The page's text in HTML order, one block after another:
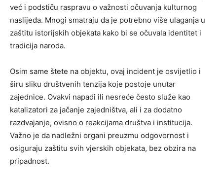
već i podstiču raspravu o važnosti očuvanja kulturnog
naslijeđa. Mnogi smatraju da je potrebno više ulaganja u
zaštitu istorijskih objekata kako bi se očuvala identitet i
tradicija naroda.
Osim same štete na objektu, ovaj incident je osvijetlio i
širu sliku društvenih tenzija koje postoje unutar
zajednice. Ovakvi napadi ili nesreće često služe kao
katalizatori za jačanje zajedništva, ali i za dodatno
razdvajanje, ovisno o reakcijama društva i institucija.
Važno je da nadležni organi preuzmu odgovornost i
osiguraju zaštitu svih vjerskih objekata, bez obzira na
pripadnost.